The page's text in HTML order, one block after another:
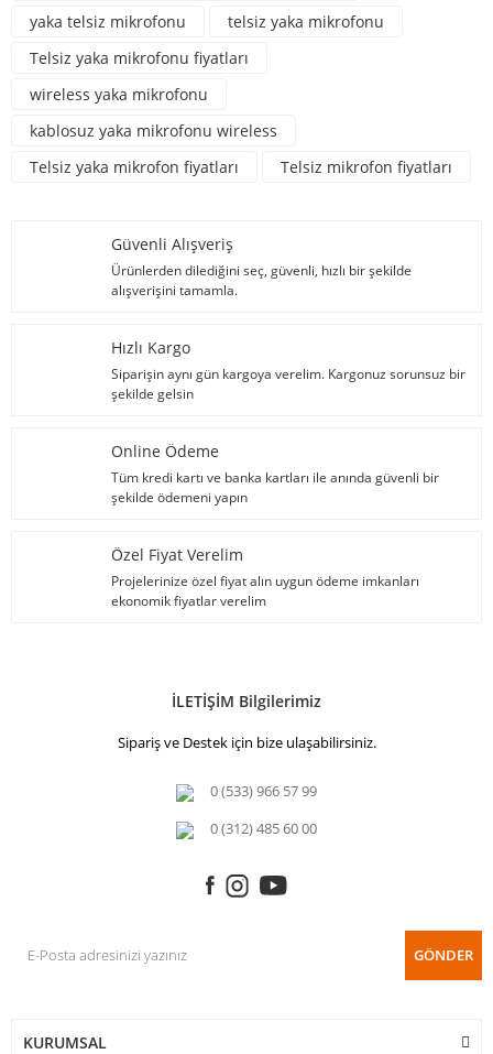
yaka telsiz mikrofonu
telsiz yaka mikrofonu
Telsiz yaka mikrofonu fiyatları
wireless yaka mikrofonu
kablosuz yaka mikrofonu wireless
Telsiz yaka mikrofon fiyatları
Telsiz mikrofon fiyatları
Güvenli Alışveriş
Ürünlerden dilediğini seç, güvenli, hızlı bir şekilde
alışverişini tamamla.
Hızlı Kargo
Siparişin aynı gün kargoya verelim. Kargonuz sorunsuz bir
şekilde gelsin
Online Ödeme
Tüm kredi kartı ve banka kartları ile anında güvenli bir
şekilde ödemeni yapın
Özel Fiyat Verelim
Projelerinize özel fiyat alın uygun ödeme imkanları
ekonomik fiyatlar verelim
İLETİŞİM Bilgilerimiz
Sipariş ve Destek için bize ulaşabilirsiniz.
0 (533) 966 57 99
0 (312) 485 60 00
GÖNDER
KURUMSAL